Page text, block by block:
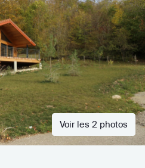
Voir les 2 photos